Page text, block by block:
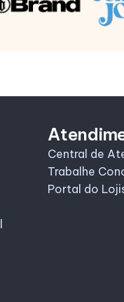
Central de
Trabalhe
Portal do